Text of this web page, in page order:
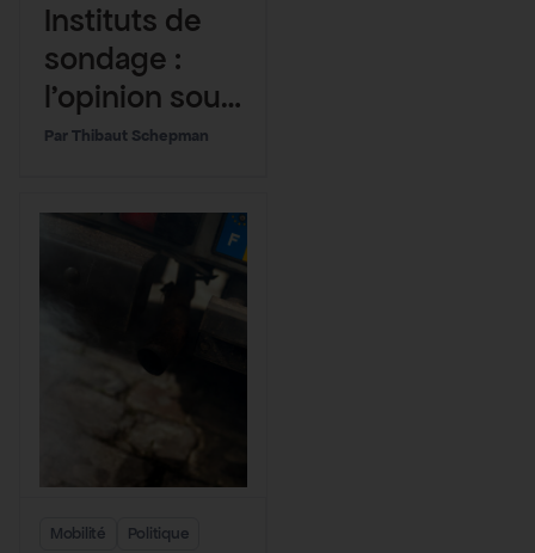
Instituts de
sondage :
l’opinion sous
influence
Thibaut Schepman
Mobilité Politique